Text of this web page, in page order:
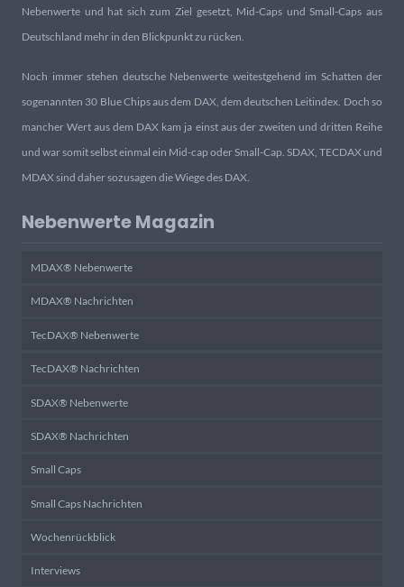
Nebenwerte und hat sich zum Ziel gesetzt, Mid-Caps und Small-Caps aus
Deutschland mehr in den Blickpunkt zu rücken.
Noch immer stehen deutsche Nebenwerte weitestgehend im Schatten der
sogenannten 30 Blue Chips aus dem DAX, dem deutschen Leitindex. Doch so
mancher Wert aus dem DAX kam ja einst aus der zweiten und dritten Reihe
und war somit selbst einmal ein Mid-cap oder Small-Cap. SDAX, TECDAX und
MDAX sind daher sozusagen die Wiege des DAX.
Nebenwerte Magazin
MDAX® Nebenwerte
MDAX® Nachrichten
TecDAX® Nebenwerte
TecDAX® Nachrichten
SDAX® Nebenwerte
SDAX® Nachrichten
Small Caps
Small Caps Nachrichten
Wochenrückblick
Interviews